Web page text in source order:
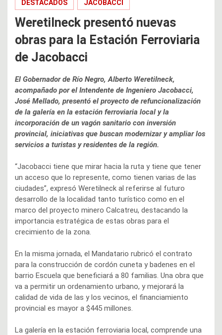
DESTACADOS JACOBACCI
Weretilneck presentó nuevas
obras para la Estación Ferroviaria
de Jacobacci
El Gobernador de Río Negro, Alberto Weretilneck,
acompañado por el Intendente de Ingeniero Jacobacci,
José Mellado, presentó el proyecto de refuncionalización
de la galería en la estación ferroviaria local y la
incorporación de un vagón sanitario con inversión
provincial, iniciativas que buscan modernizar y ampliar los
servicios a turistas y residentes de la región.
“Jacobacci tiene que mirar hacia la ruta y tiene que tener
un acceso que lo represente, como tienen varias de las
ciudades”, expresó Weretilneck al referirse al futuro
desarrollo de la localidad tanto turístico como en el
marco del proyecto minero Calcatreu, destacando la
importancia estratégica de estas obras para el
crecimiento de la zona.
En la misma jornada, el Mandatario rubricó el contrato
para la construcción de cordón cuneta y badenes en el
barrio Escuela que beneficiará a 80 familias. Una obra que
va a permitir un ordenamiento urbano, y mejorará la
calidad de vida de las y los vecinos, el financiamiento
provincial es mayor a $445 millones.
La galería en la estación ferroviaria local, comprende una